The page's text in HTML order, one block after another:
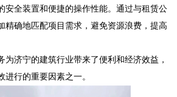
安全装置和便捷的操作性能。通过与租赁公
精确地匹配项目需求，避免资源浪费，提高
为济宁的建筑行业带来了便利和经济效益，
行的重要因素之一。